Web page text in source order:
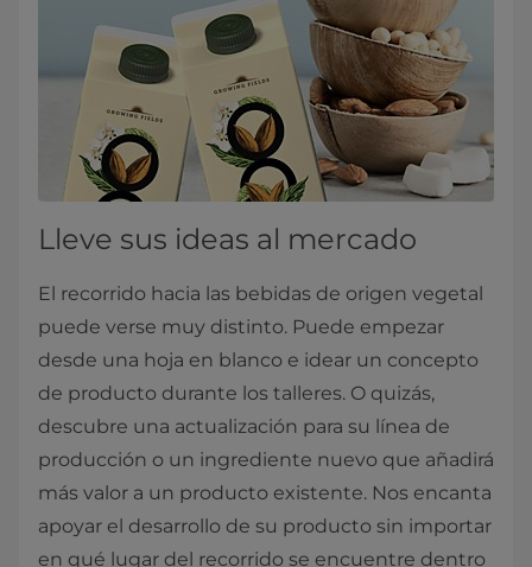
Lleve sus ideas al mercado
El recorrido hacia las bebidas de origen vegetal
puede verse muy distinto. Puede empezar
desde una hoja en blanco e idear un concepto
de producto durante los talleres. O quizás,
descubre una actualización para su línea de
producción o un ingrediente nuevo que añadirá
más valor a un producto existente. Nos encanta
apoyar el desarrollo de su producto sin importar
en qué lugar del recorrido se encuentre dentro